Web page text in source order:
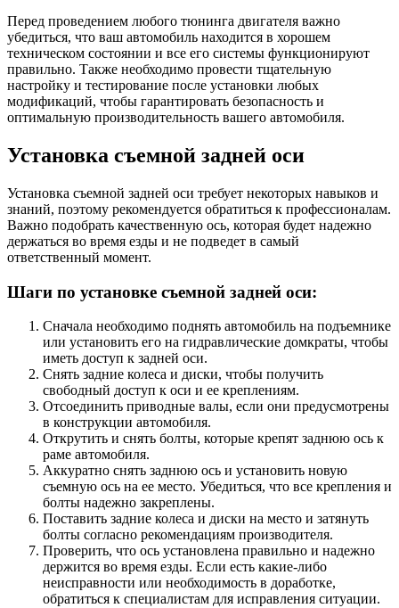
Перед проведением любого тюнинга двигателя важно
убедиться, что ваш автомобиль находится в хорошем
техническом состоянии и все его системы функционируют
правильно. Также необходимо провести тщательную
настройку и тестирование после установки любых
модификаций, чтобы гарантировать безопасность и
оптимальную производительность вашего автомобиля.
Установка съемной задней оси
Установка съемной задней оси требует некоторых навыков и
знаний, поэтому рекомендуется обратиться к профессионалам.
Важно подобрать качественную ось, которая будет надежно
держаться во время езды и не подведет в самый
ответственный момент.
Шаги по установке съемной задней оси:
Сначала необходимо поднять автомобиль на подъемнике
или установить его на гидравлические домкраты, чтобы
иметь доступ к задней оси.
Снять задние колеса и диски, чтобы получить
свободный доступ к оси и ее креплениям.
Отсоединить приводные валы, если они предусмотрены
в конструкции автомобиля.
Открутить и снять болты, которые крепят заднюю ось к
раме автомобиля.
Аккуратно снять заднюю ось и установить новую
съемную ось на ее место. Убедиться, что все крепления и
болты надежно закреплены.
Поставить задние колеса и диски на место и затянуть
болты согласно рекомендациям производителя.
Проверить, что ось установлена правильно и надежно
держится во время езды. Если есть какие-либо
неисправности или необходимость в доработке,
обратиться к специалистам для исправления ситуации.